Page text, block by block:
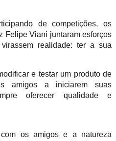
de competições, os
Felipe Viani juntaram esforços
realidade: ter a sua
e testar um produto de
amigos a iniciarem suas
oferecer qualidade e
os amigos e a natureza